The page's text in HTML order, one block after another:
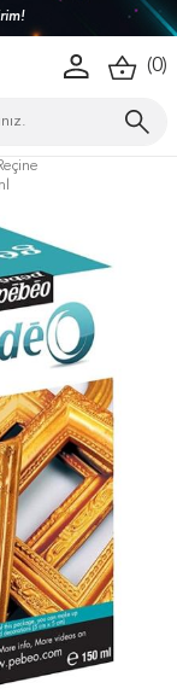
(0)